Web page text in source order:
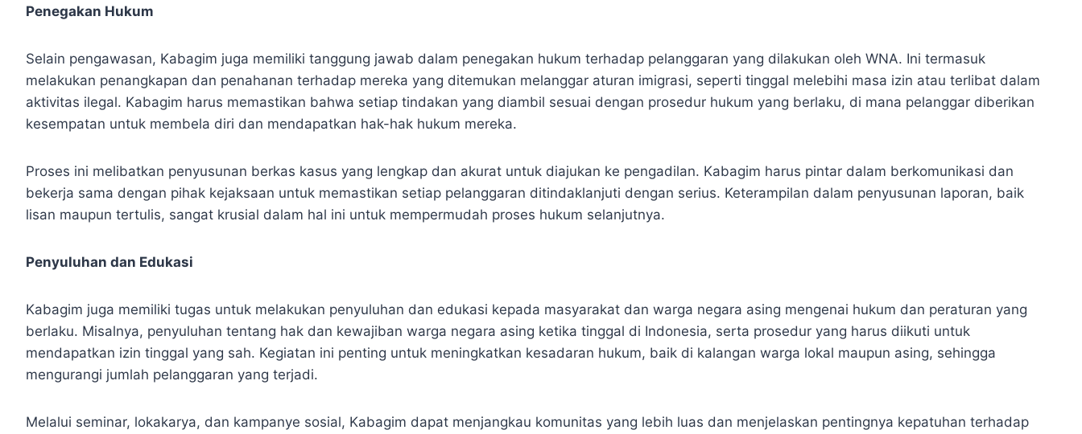
Penegakan Hukum
Selain pengawasan, Kabagim juga memiliki tanggung jawab dalam penegakan hukum terhadap pelanggaran yang dilakukan oleh WNA. Ini termasuk
melakukan penangkapan dan penahanan terhadap mereka yang ditemukan melanggar aturan imigrasi, seperti tinggal melebihi masa izin atau terlibat dalam
aktivitas ilegal. Kabagim harus memastikan bahwa setiap tindakan yang diambil sesuai dengan prosedur hukum yang berlaku, di mana pelanggar diberikan
kesempatan untuk membela diri dan mendapatkan hak-hak hukum mereka.
Proses ini melibatkan penyusunan berkas kasus yang lengkap dan akurat untuk diajukan ke pengadilan. Kabagim harus pintar dalam berkomunikasi dan
bekerja sama dengan pihak kejaksaan untuk memastikan setiap pelanggaran ditindaklanjuti dengan serius. Keterampilan dalam penyusunan laporan, baik
lisan maupun tertulis, sangat krusial dalam hal ini untuk mempermudah proses hukum selanjutnya.
Penyuluhan dan Edukasi
Kabagim juga memiliki tugas untuk melakukan penyuluhan dan edukasi kepada masyarakat dan warga negara asing mengenai hukum dan peraturan yang
berlaku. Misalnya, penyuluhan tentang hak dan kewajiban warga negara asing ketika tinggal di Indonesia, serta prosedur yang harus diikuti untuk
mendapatkan izin tinggal yang sah. Kegiatan ini penting untuk meningkatkan kesadaran hukum, baik di kalangan warga lokal maupun asing, sehingga
mengurangi jumlah pelanggaran yang terjadi.
Melalui seminar, lokakarya, dan kampanye sosial, Kabagim dapat menjangkau komunitas yang lebih luas dan menjelaskan pentingnya kepatuhan terhadap